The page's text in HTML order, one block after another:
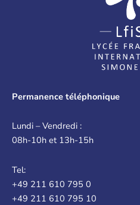
Permanence téléphonique
Lundi – Vendredi :
08h-10h et 13h-15h
Tel:
+49 211 610 795 0
+49 211 610 795 10